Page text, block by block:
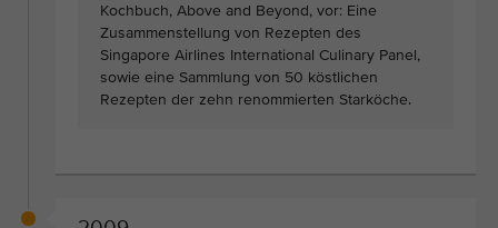
Kochbuch, Above and Beyond, vor: Eine
Zusammenstellung von Rezepten des
Singapore Airlines International Culinary Panel,
sowie eine Sammlung von 50 köstlichen
Rezepten der zehn renommierten Starköche.